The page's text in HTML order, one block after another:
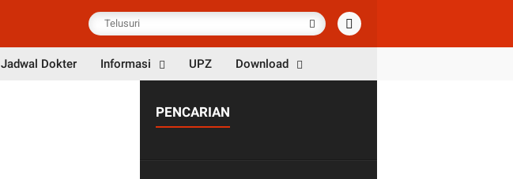
Jadwal Dokter Informasi UPZ Download
PENCARIAN